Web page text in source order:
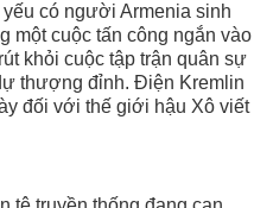
có người Armenia sinh
một cuộc tấn công ngắn vào
khỏi cuộc tập trận quân sự
thượng đỉnh. Điện Kremlin
đối với thế giới hậu Xô viết